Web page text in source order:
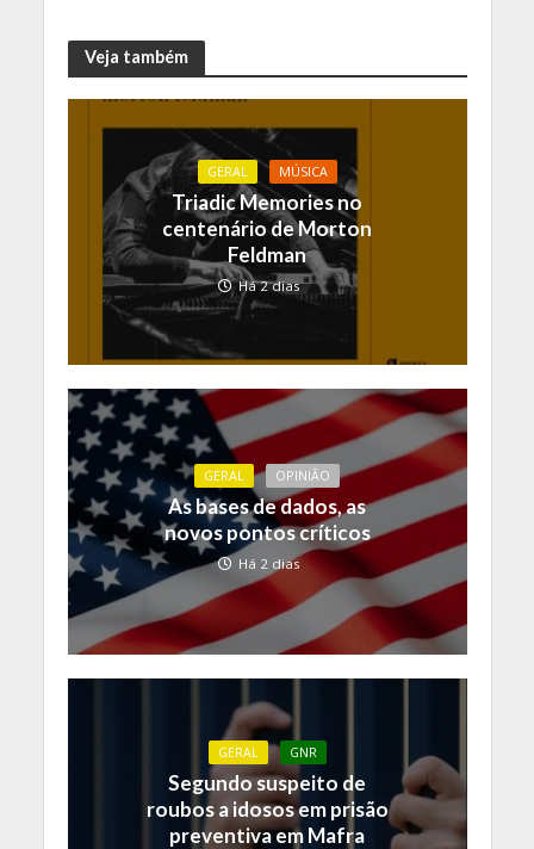
Veja também
GERAL MÚSICA
Triadic Memories no
centenário de Morton
Feldman
Há 2 dias
GERAL OPINIÃO
As bases de dados, as
novos pontos críticos
Há 2 dias
GERAL GNR
Segundo suspeito de
roubos a idosos em prisão
preventiva em Mafra